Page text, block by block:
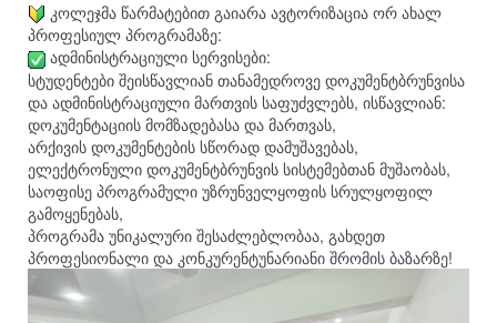
კოლეჯმა წარმატებით გაიარა ავტორიზაცია ორ ახალ
პროფესიულ პროგრამაზე:
ადმინისტრაციული სერვისები:
სტუდენტები შეისწავლიან თანამედროვე დოკუმენტბრუნვისა
და ადმინისტრაციული მართვის საფუძვლებს, ისწავლიან:
დოკუმენტაციის მომზადებასა და მართვას,
არქივის დოკუმენტების სწორად დამუშავებას,
ელექტრონული დოკუმენტბრუნვის სისტემებთან მუშაობას,
საოფისე პროგრამული უზრუნველყოფის სრულყოფილ
გამოყენებას,
პროგრამა უნიკალური შესაძლებლობაა, გახდეთ
პროფესიონალი და კონკურენტუნარიანი შრომის ბაზარზე!